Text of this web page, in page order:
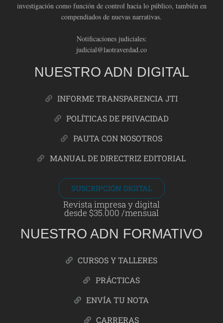
investigación como función de control hacia lo público, también en
compendiados de nuevas narrativas.
Notificaciones judiciales:
judicial@laotraverdad.co
NUESTRO ADN DIGITAL
INFORME TRANSPARENCIA JTI
POLÍTICAS DE PRIVACIDAD
PAUTA CON NOSOTROS
MANUAL DE DIRECTRIZ EDITORIAL
SUSCRIPCIÓN DIGITAL
Revista impresa y digital
desde $35.000 /mensual
NUESTRO ADN FORMATIVO
CURSOS Y TALLERES
PRÁCTICAS
ENVÍA TU NOTA
CARRERAS